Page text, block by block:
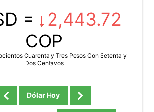
=
2,443.72
COP
Cuarenta y Tres Pesos Con Setenta y
Dos Centavos
Dólar Hoy